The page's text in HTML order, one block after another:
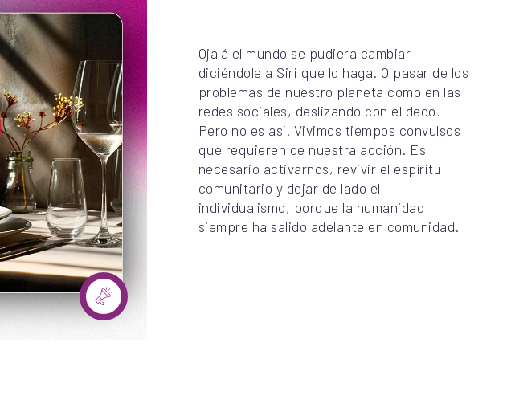
Ojalá el mundo se pudiera cambiar
diciéndole a Siri que lo haga. O pasar de los
problemas de nuestro planeta como en las
redes sociales, deslizando con el dedo.
Pero no es así. Vivimos tiempos convulsos
que requieren de nuestra acción. Es
necesario activarnos, revivir el espíritu
comunitario y dejar de lado el
individualismo, porque la humanidad
siempre ha salido adelante en comunidad.